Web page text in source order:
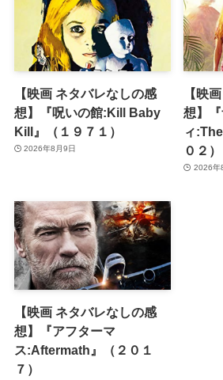
【映画 ネタバレなしの感
想】『呪いの館:Kill Baby
Kill』（１９７１）
2026年8月9日
【映
想】
ィ
０２）
2026年
【映画 ネタバレなしの感
想】『アフターマ
ス:Aftermath』（２０１
７）